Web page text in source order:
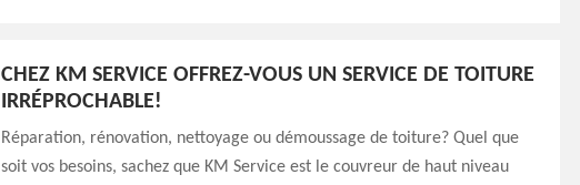
CHEZ KM SERVICE OFFREZ-VOUS UN SERVICE DE TOITURE
IRRÉPROCHABLE!
Réparation, rénovation, nettoyage ou démoussage de toiture? Quel que
soit vos besoins, sachez que KM Service est le couvreur de haut niveau